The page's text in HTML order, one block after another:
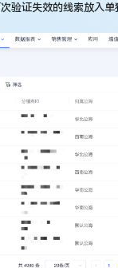
验证失效的线索放入